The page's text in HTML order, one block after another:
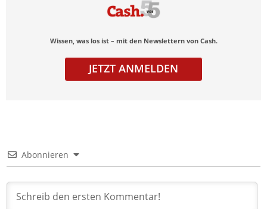
Wissen, was los ist – mit den Newslettern von Cash.
JETZT ANMELDEN
Abonnieren